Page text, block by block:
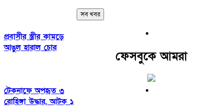
প্রবাসীর স্ত্রীর কামড়ে
আঙুল হারাল চোর
টেকনাফে অপহৃত ৩
রোহিঙ্গা উদ্ধার, আটক ১
সব খবর
ফেসবুকে আমরা